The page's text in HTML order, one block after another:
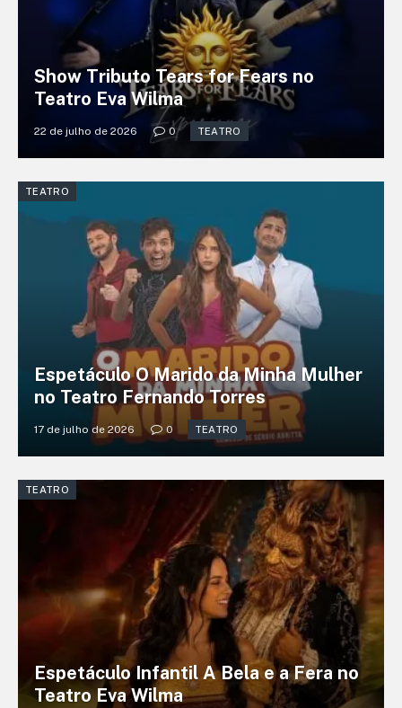
Show Tributo Tears for Fears no
Teatro Eva Wilma
22 de julho de 2026 0 TEATRO
TEATRO
Espetáculo O Marido da Minha Mulher
no Teatro Fernando Torres
17 de julho de 2026 0 TEATRO
TEATRO
Espetáculo Infantil A Bela e a Fera no
Teatro Eva Wilma